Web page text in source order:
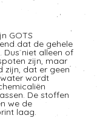
GOTS
dat de gehele
niet alleen of
zijn, maar
zijn, dat er geen
wordt
De stoffen
we de
laag.